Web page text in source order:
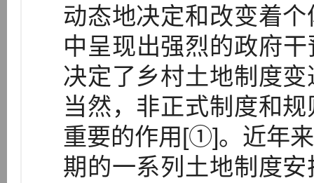
动态地决定和改变着
中呈现出强烈的政府
决定了乡村土地制度
当然，非正式制度和
重要的作用[①]。近年
期的一系列土地制度